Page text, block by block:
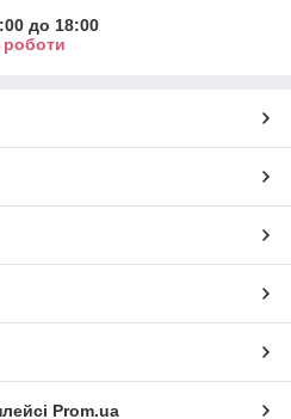
до 18:00
роботи
Prom.ua